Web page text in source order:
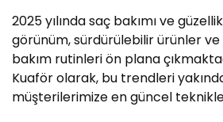
2025 yılında saç bakımı ve
görünüm, sürdürülebilir ürünler
bakım rutinleri ön plana
Kuaför olarak, bu trendleri
müşterilerimize en güncel